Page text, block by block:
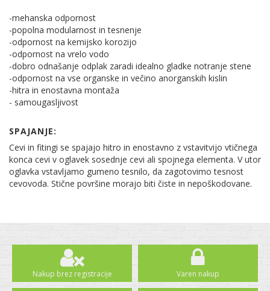
-mehanska odpornost
-popolna modularnost in tesnenje
-odpornost na kemijsko korozijo
-odpornost na vrelo vodo
-dobro odnašanje odplak zaradi idealno gladke notranje stene
-odpornost na vse organske in večino anorganskih kislin
-hitra in enostavna montaža
- samougasljivost
SPAJANJE:
Cevi in fitingi se spajajo hitro in enostavno z vstavitvijo vtičnega
konca cevi v oglavek sosednje cevi ali spojnega elementa. V utor
oglavka vstavljamo gumeno tesnilo, da zagotovimo tesnost
cevovoda. Stične površine morajo biti čiste in nepoškodovane.
Nakup brez registracije Varen nakup